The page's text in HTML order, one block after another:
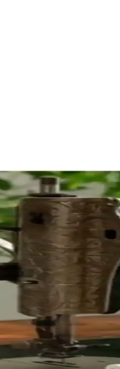
için uygundur.
dayanıklı ve pratik
kullanımı için ideal bir
uzun ömürlü